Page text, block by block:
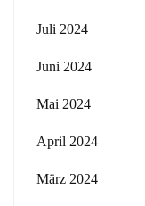
Juli 2024
Juni 2024
Mai 2024
April 2024
März 2024